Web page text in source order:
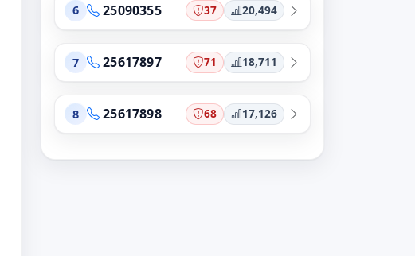
6 25090355 37 20,494
7 25617897 71 18,711
8 25617898 68 17,126